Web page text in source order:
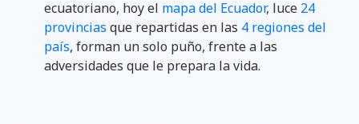
ecuatoriano, hoy el mapa del Ecuador, luce 24
provincias que repartidas en las 4 regiones del
país, forman un solo puño, frente a las
adversidades que le prepara la vida.